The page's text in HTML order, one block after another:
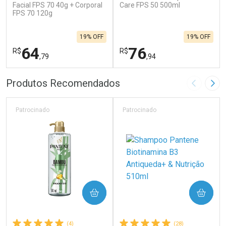
Facial FPS 70 40g + Corporal
FPS 70 120g
R$64,79
19% OFF
FECHAR
Laboratório
FECHAR
Por Menos
Care FPS 50 500ml
R$76,94
19% OFF
Laboratório
Por Menos
Produtos Recomendados Imagem
(4)
Patrocinado
COMPRAR
(28)
Patrocinado
COMPRAR